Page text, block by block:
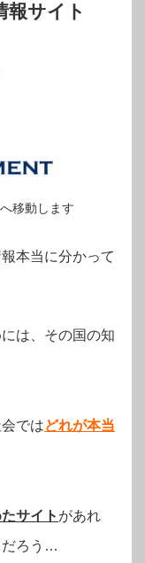
報サイト
移動します
本当に分かって
は、その国の知
ではどれが本当
サイト があれ
だろう…